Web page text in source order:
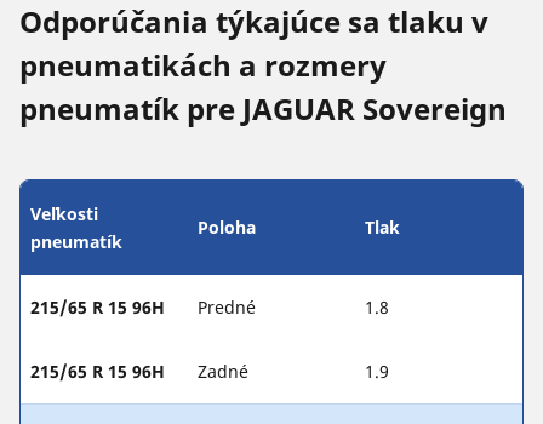
Odporúčania týkajúce sa tlaku v
pneumatikách a rozmery
pneumatík pre JAGUAR Sovereign
Veľkosti
pneumatík
Poloha Tlak
215/65 R 15 96H Predné 1.8
215/65 R 15 96H Zadné 1.9